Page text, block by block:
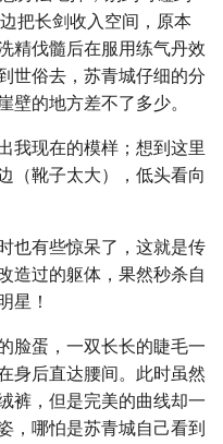
把长剑收入空间，原本
精伐髓后在服用练气丹效
世俗去，苏青城仔细的分
壁的地方差不了多少。
我现在的模样；想到这里
（靴子太大），低头看向
也有些惊呆了，这就是传
造过的躯体，果然秒杀自
星！
脸蛋，一双长长的睫毛一
身后直达腰间。此时虽然
裤，但是完美的曲线却一
，哪怕是苏青城自己看到